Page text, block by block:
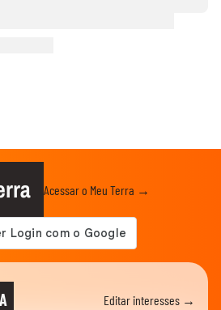
Acessar o Meu Terra →
Editar interesses →